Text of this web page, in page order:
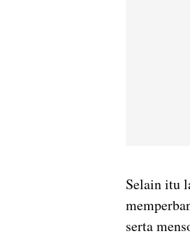
Selain itu
serta